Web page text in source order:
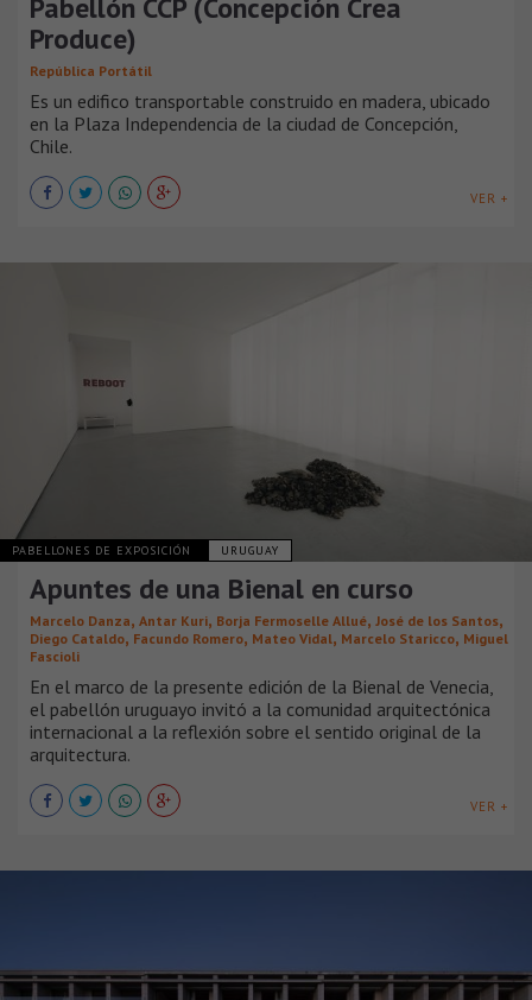
Pabellón CCP (Concepción Crea
Produce)
República Portátil
Es un edifico transportable construido en madera, ubicado
en la Plaza Independencia de la ciudad de Concepción,
Chile.
VER +
PABELLONES DE EXPOSICIÓN URUGUAY
Apuntes de una Bienal en curso
Marcelo Danza, Antar Kuri, Borja Fermoselle Allué, José de los Santos,
Diego Cataldo, Facundo Romero, Mateo Vidal, Marcelo Staricco, Miguel
Fascioli
En el marco de la presente edición de la Bienal de Venecia,
el pabellón uruguayo invitó a la comunidad arquitectónica
internacional a la reflexión sobre el sentido original de la
arquitectura.
VER +